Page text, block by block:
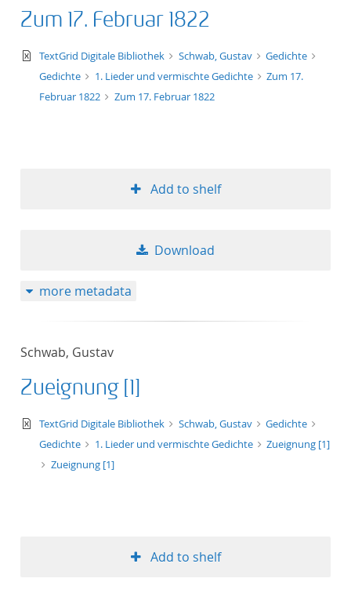
Zum 17. Februar 1822
text/xml
TextGrid Digitale Bibliothek Schwab, Gustav
Gedichte
Gedichte
1. Lieder und vermischte Gedichte
Zum 17.
Februar 1822
Zum 17. Februar 1822
Add to shelf
Download
more metadata
Schwab, Gustav
Zueignung [1]
text/xml
TextGrid Digitale Bibliothek Schwab, Gustav
Gedichte
Gedichte
1. Lieder und vermischte Gedichte
Zueignung [1]
Zueignung [1]
Add to shelf